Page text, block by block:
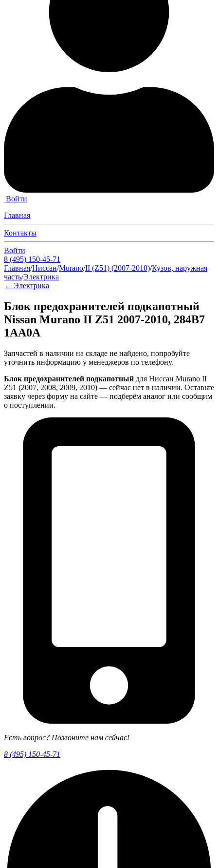
Войти
Главная
Контакты
Войти
8 (495) 150-45-71
Главная/Ниссан/Murano/II (Z51) (2007-2010)/Кузов, наружная
часть/Электрика
← Электрика
Блок предохранителей подкапотный
Nissan Murano II Z51 2007-2010, 284B7
1AA0A
Запчастей в наличии на складе не найдено, попробуйте
уточнить информацию у менеджеров по телефону.
Блок предохранителей подкапотный для Ниссан Murano II
Z51 (2007, 2008, 2009, 2010) — сейчас нет в наличии. Оставьте
заявку через форму на сайте — подберём аналог или сообщим
о поступлении.
Есть вопрос? Позвоните нам сейчас!
8 (495) 150-45-71